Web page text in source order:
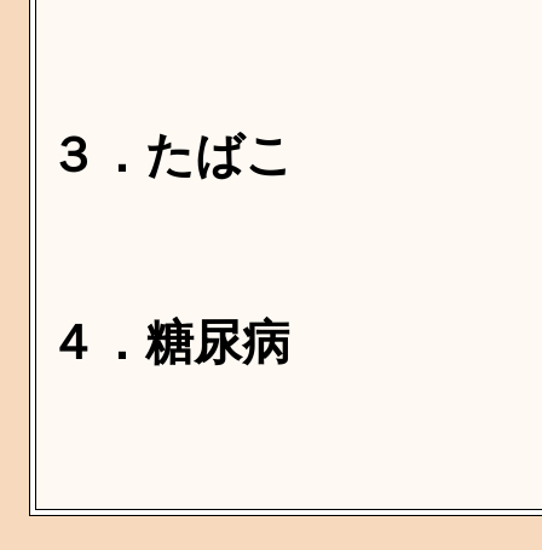
３．たばこ
４．糖尿病